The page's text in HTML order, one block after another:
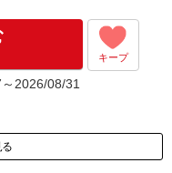
！
キープ
2026/08/31